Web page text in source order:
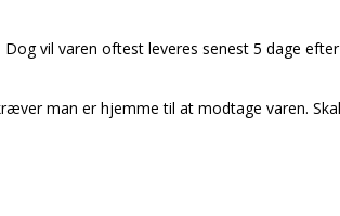
vil varen oftest leveres senest 5 dage
man er hjemme til at modtage varen.